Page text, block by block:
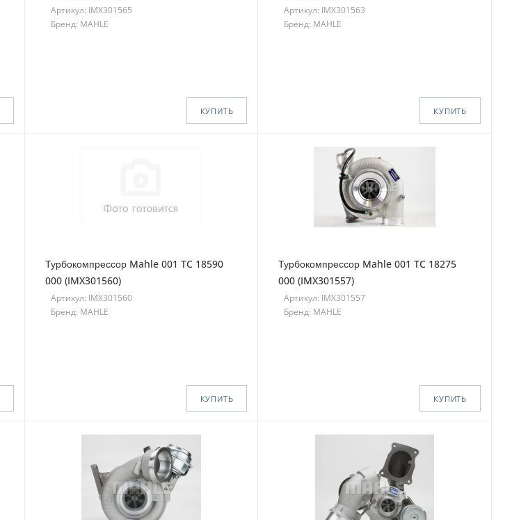
Артикул: IMX301565
Бренд: MAHLE
КУПИТЬ
Артикул: IMX301563
Бренд: MAHLE
КУПИТЬ
Турбокомпрессор Mahle 001 TC 18590
000 (IMX301560)
Артикул: IMX301560
Бренд: MAHLE
КУПИТЬ
Турбокомпрессор Mahle 001 TC 18275
000 (IMX301557)
Артикул: IMX301557
Бренд: MAHLE
КУПИТЬ